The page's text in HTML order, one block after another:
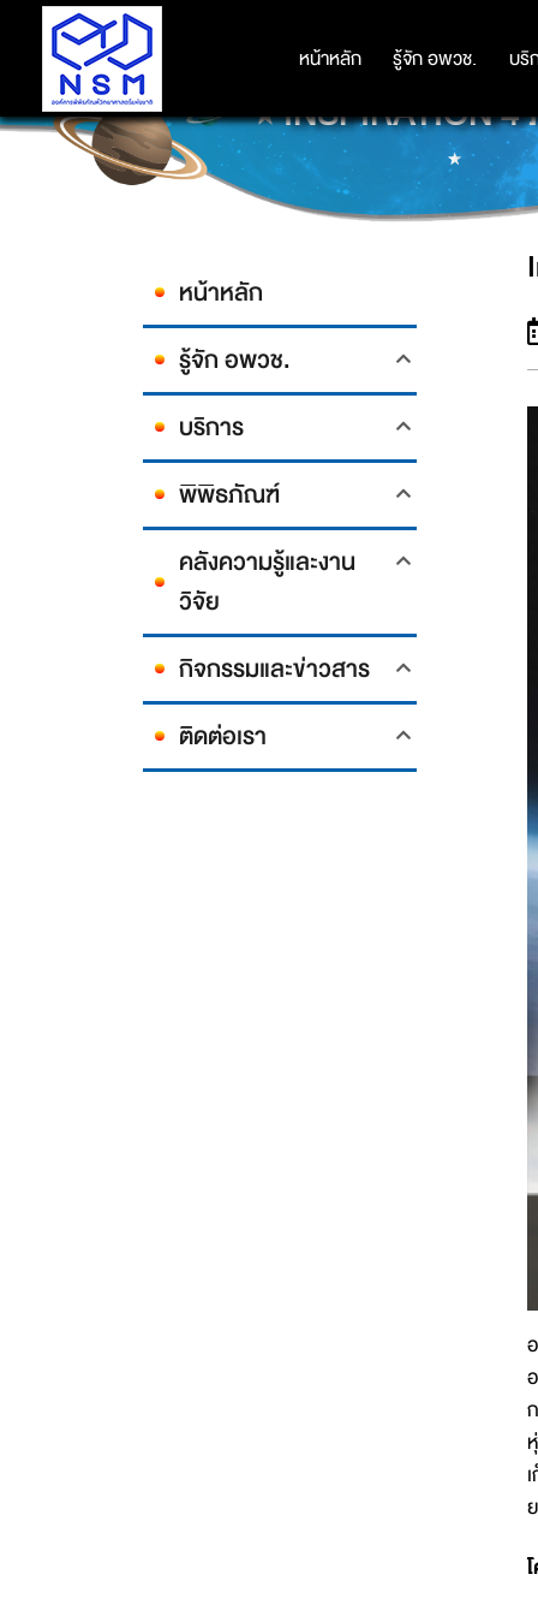
หน้าหลัก รู้จัก อพวช. บริ
หน้าหลัก รู้จัก อพวช. บริ
INSPIRATION
หน้าหลัก
รู้จัก อพวช.
บริการ
พิพิธภัณฑ์
คลังความรู้และงาน
วิจัย
กิจกรรมและข่าวสาร
ติดต่อเรา